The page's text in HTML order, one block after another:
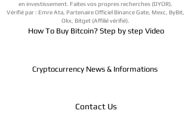
How To Buy Bitcoin? Step by step Video
Cryptocurrency News & Informations
Contact Us
en investissement. Faites vos propres recherches (DYOR).
Vérifié par : Emre Ata, Partenaire Officiel Binance Gate, Mexc, ByBit,
Okx, Bitget (Affilié vérifié).